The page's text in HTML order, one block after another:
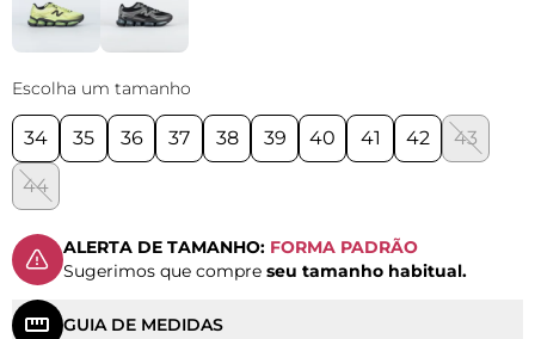
Escolha um tamanho
34 35 36 37 38 39 40 41 42 43
44
ALERTA DE TAMANHO: FORMA PADRÃO
Sugerimos que compre seu tamanho habitual.
GUIA DE MEDIDAS